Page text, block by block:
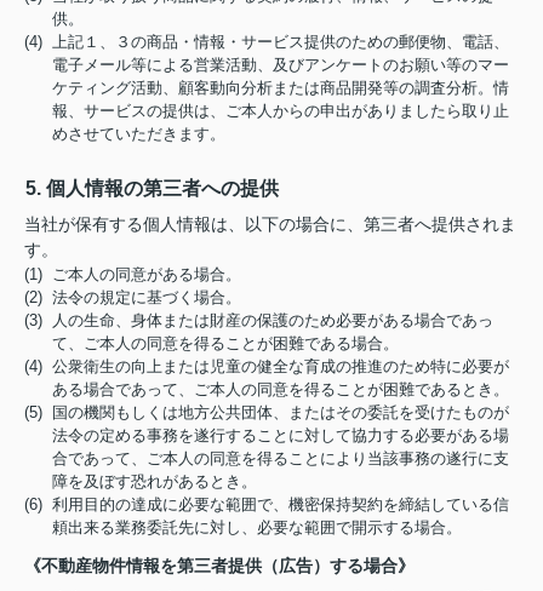
供。
(4) 上記１、３の商品・情報・サービス提供のための郵便物、電話、
電子メール等による営業活動、及びアンケートのお願い等のマー
ケティング活動、顧客動向分析または商品開発等の調査分析。情
報、サービスの提供は、ご本人からの申出がありましたら取り止
めさせていただきます。
5. 個人情報の第三者への提供
当社が保有する個人情報は、以下の場合に、第三者へ提供されま
す。
(1) ご本人の同意がある場合。
(2) 法令の規定に基づく場合。
(3) 人の生命、身体または財産の保護のため必要がある場合であっ
て、ご本人の同意を得ることが困難である場合。
(4) 公衆衛生の向上または児童の健全な育成の推進のため特に必要が
ある場合であって、ご本人の同意を得ることが困難であるとき。
(5) 国の機関もしくは地方公共団体、またはその委託を受けたものが
法令の定める事務を遂行することに対して協力する必要がある場
合であって、ご本人の同意を得ることにより当該事務の遂行に支
障を及ぼす恐れがあるとき。
(6) 利用目的の達成に必要な範囲で、機密保持契約を締結している信
頼出来る業務委託先に対し、必要な範囲で開示する場合。
《不動産物件情報を第三者提供（広告）する場合》